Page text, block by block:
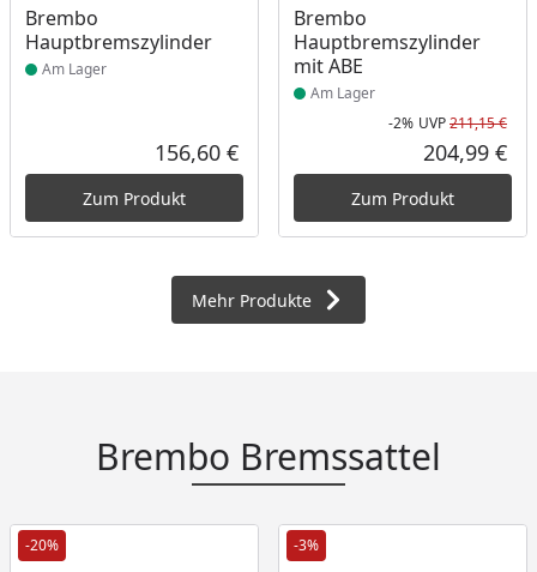
Brembo
Hauptbremszylinder
Produkt am Lager
Am Lager
Aktueller Preis
156,60 €
Zum Produkt
Brembo
Hauptbremszylinder
mit ABE
Produkt am Lager
Am Lager
-2% UVP211,15 €
204,99 €
Zum Produkt
Mehr Produkte
Brembo Bremssattel
-20% -3%